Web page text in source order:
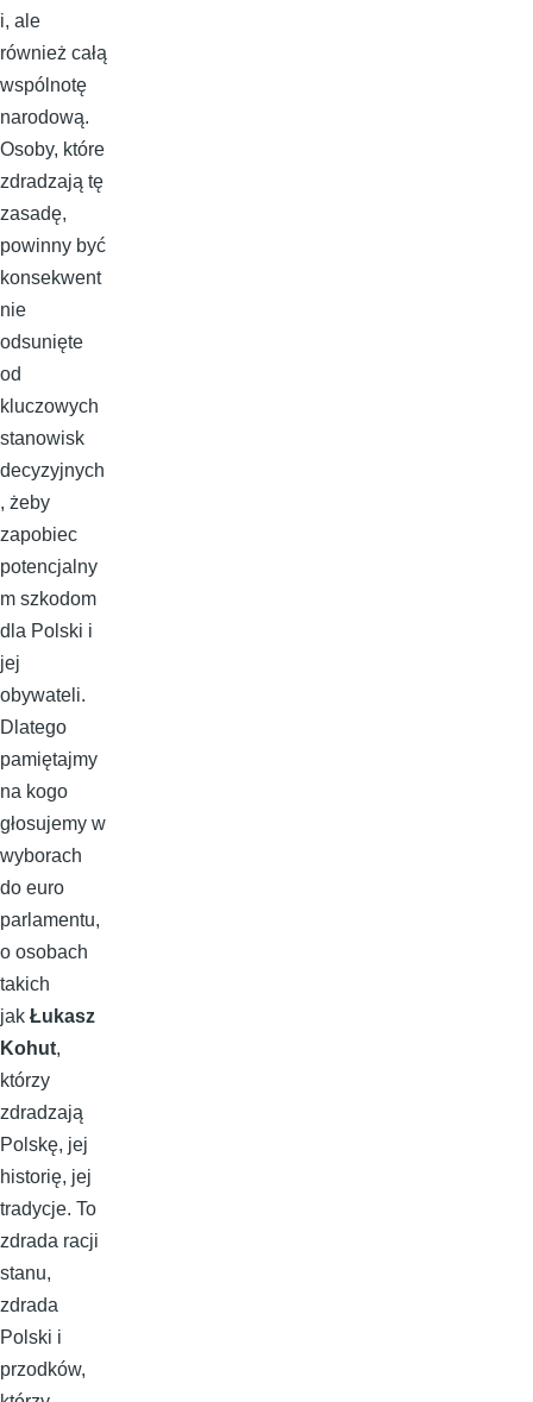
i, ale
również całą
wspólnotę
narodową.
Osoby, które
zdradzają tę
zasadę,
powinny być
konsekwent
nie
odsunięte
od
kluczowych
stanowisk
decyzyjnych
, żeby
zapobiec
potencjalny
m szkodom
dla Polski i
jej
obywateli.
Dlatego
pamiętajmy
na kogo
głosujemy w
wyborach
do euro
parlamentu,
o osobach
takich
jak Łukasz
Kohut,
którzy
zdradzają
Polskę, jej
historię, jej
tradycje. To
zdrada racji
stanu,
zdrada
Polski i
przodków,